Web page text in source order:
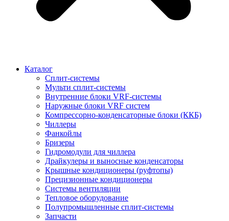
Каталог
Сплит-системы
Мульти сплит-системы
Внутренние блоки VRF-cистемы
Наружные блоки VRF cистем
Компрессорно-конденсаторные блоки (ККБ)
Чиллеры
Фанкойлы
Бризеры
Гидромодули для чиллера
Драйкулеры и выносные конденсаторы
Крышные кондиционеры (руфтопы)
Прецизионные кондиционеры
Системы вентиляции
Тепловое оборудование
Полупромышленные сплит-системы
Запчасти